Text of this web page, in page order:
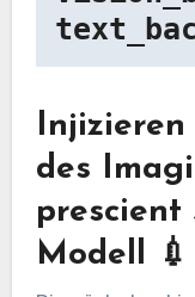
des
prescient
Modell 💉